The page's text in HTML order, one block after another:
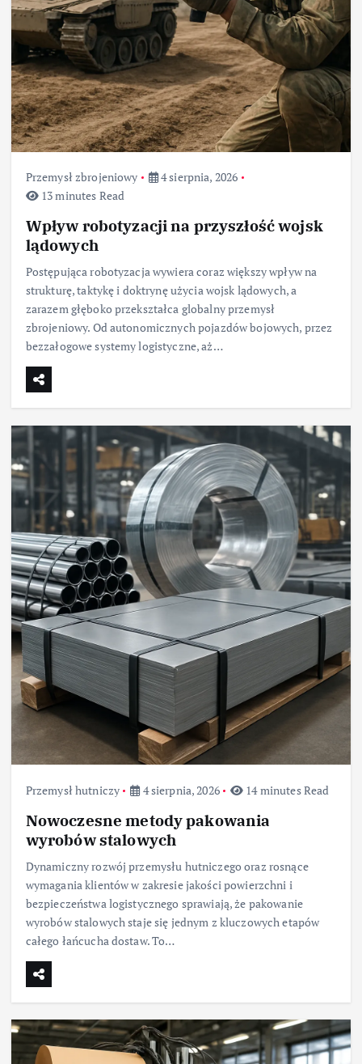
Przemysł zbrojeniowy
4 sierpnia, 2026
13 minutes Read
Wpływ robotyzacji na przyszłość wojsk
lądowych
Postępująca robotyzacja wywiera coraz większy wpływ na
strukturę, taktykę i doktrynę użycia wojsk lądowych, a
zarazem głęboko przekształca globalny przemysł
zbrojeniowy. Od autonomicznych pojazdów bojowych, przez
bezzałogowe systemy logistyczne, aż…
Przemysł hutniczy 4 sierpnia, 2026 14 minutes Read
Nowoczesne metody pakowania
wyrobów stalowych
Dynamiczny rozwój przemysłu hutniczego oraz rosnące
wymagania klientów w zakresie jakości powierzchni i
bezpieczeństwa logistycznego sprawiają, że pakowanie
wyrobów stalowych staje się jednym z kluczowych etapów
całego łańcucha dostaw. To…